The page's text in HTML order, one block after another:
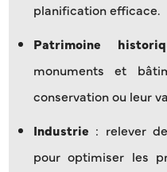
planification efficace.
Patrimoine
monuments et
conservation ou leur
Industrie : relever
pour optimiser les